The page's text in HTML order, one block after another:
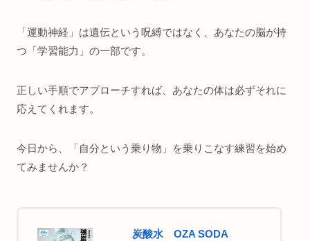
「運動神経」は遺伝という呪縛ではなく、あなたの脳が持
つ「学習能力」の一部です。
正しい手順でアプローチすれば、あなたの体は必ずそれに
応えてくれます。
今日から、「自分という乗り物」を乗りこなす練習を始め
てみませんか？
炭酸水 OZA SODA